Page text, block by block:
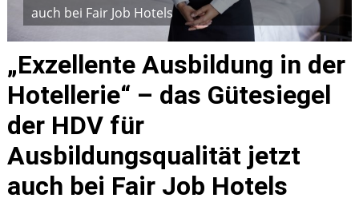
auch bei Fair Job Hotels
„Exzellente Ausbildung in der
Hotellerie“ – das Gütesiegel
der HDV für
Ausbildungsqualität jetzt
auch bei Fair Job Hotels